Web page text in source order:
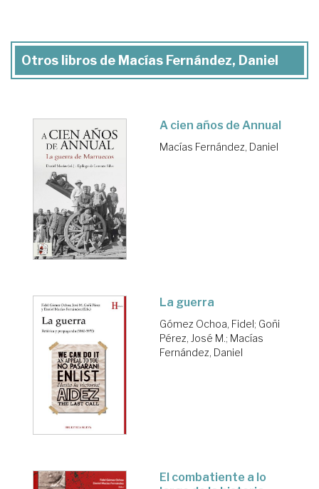
Otros libros de Macías Fernández, Daniel
A cien años de Annual
Macías Fernández, Daniel
La guerra
Gómez Ochoa, Fidel; Goñi
Pérez, José M.; Macías
Fernández, Daniel
El combatiente a lo